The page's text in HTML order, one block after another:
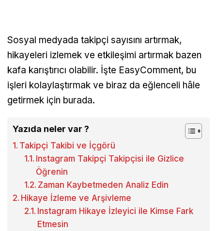
Sosyal medyada takipçi sayısını artırmak,
hikayeleri izlemek ve etkileşimi artırmak bazen
kafa karıştırıcı olabilir. İşte EasyComment, bu
işleri kolaylaştırmak ve biraz da eğlenceli hâle
getirmek için burada.
Yazıda neler var ?
Takipçi Takibi ve İçgörü
Instagram Takipçi Takipçisi ile Gizlice
Öğrenin
Zaman Kaybetmeden Analiz Edin
Hikaye İzleme ve Arşivleme
Instagram Hikaye İzleyici ile Kimse Fark
Etmesin